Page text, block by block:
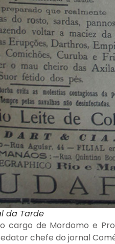
da Tarde
cargo de Mordomo e
chefe do jornal